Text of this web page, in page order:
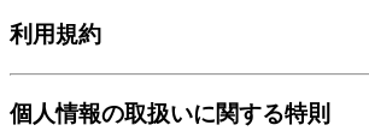
利用規約
個人情報の取扱いに関する特則